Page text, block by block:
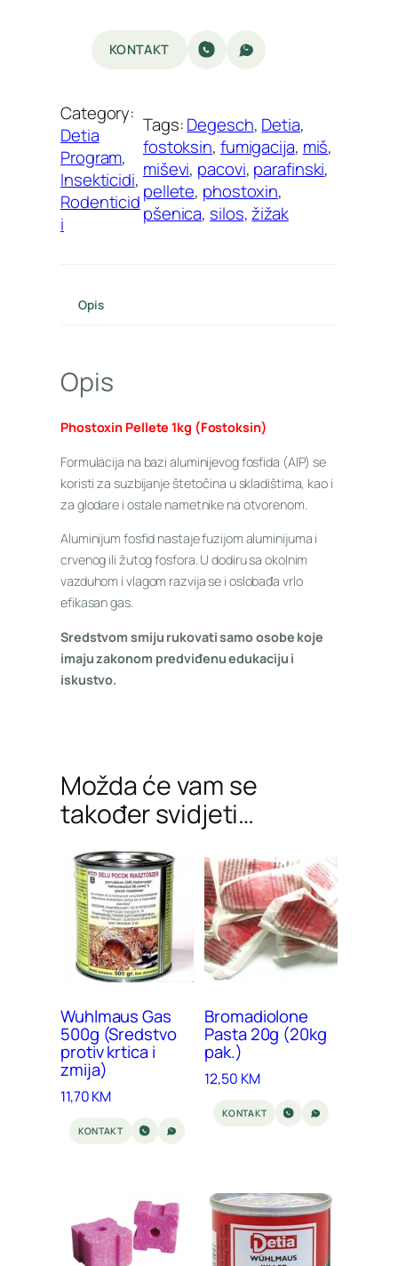
KONTAKT
Category:
Detia
Program
Insekticidi
Rodenticid
i
Tags:Degesch, Detia
fostoksin, fumigacija, miš
miševi, pacovi, parafinski
pellete, phostoxin
pšenica, silos, žižak
Opis
Opis
Phostoxin Pellete 1kg (Fostoksin)
Formulacija na bazi aluminijevog fosfida (AlP) se
koristi za suzbijanje štetočina u skladištima, kao i
za glodare i ostale nametnike na otvorenom.
Aluminijum fosfid nastaje fuzijom aluminijuma i
crvenog ili žutog fosfora. U dodiru sa okolnim
vazduhom i vlagom razvija se i oslobađa vrlo
efikasan gas.
Sredstvom smiju rukovati samo osobe koje
imaju zakonom predviđenu edukaciju i
iskustvo.
Možda će vam se
također svidjeti…
Wuhlmaus Gas
500g (Sredstvo
protiv krtica i
zmija)
11,70KM
KONTAKT
Bromadiolone
Pasta 20g (20kg
pak.)
12,50 KM
KONTAKT